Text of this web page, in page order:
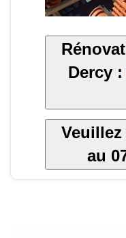
Dercy :
au